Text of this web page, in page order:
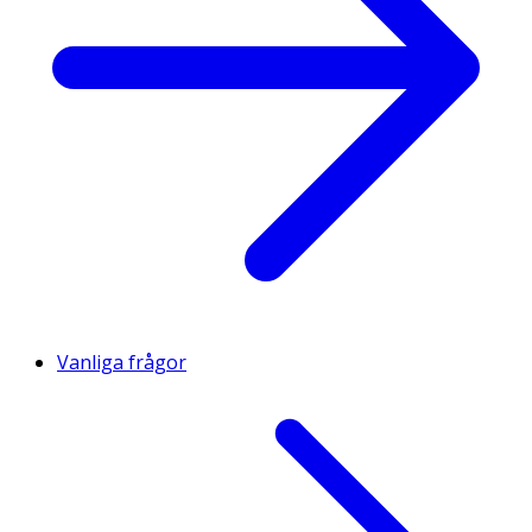
Vanliga frågor